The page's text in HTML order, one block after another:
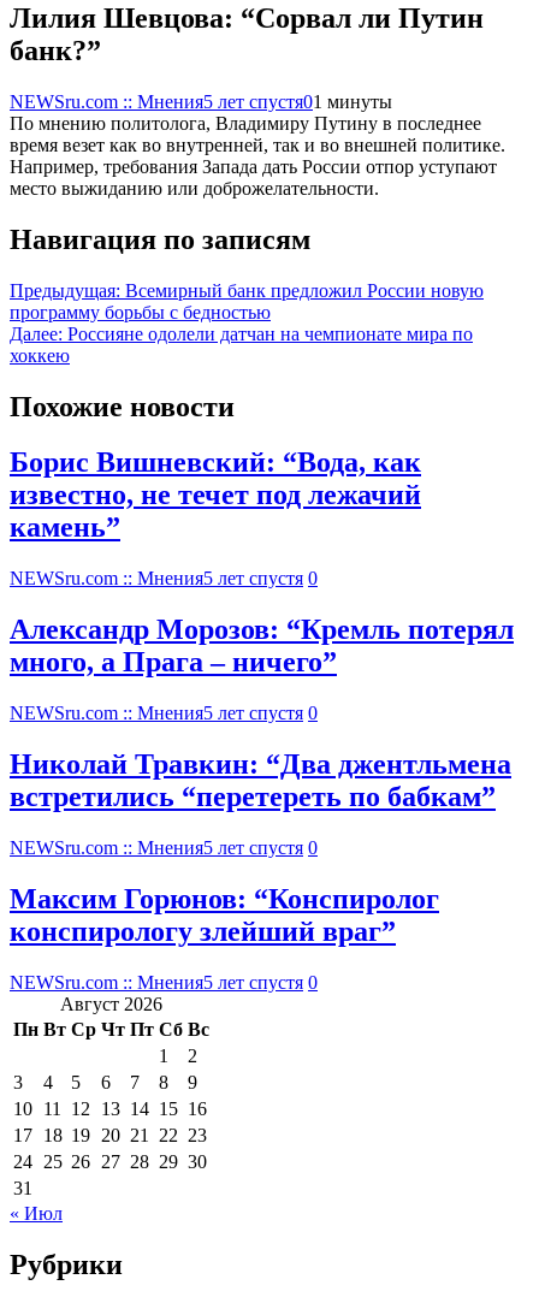
Лилия Шевцова: “Сорвал ли Путин
банк?”
NEWSru.com :: Мнения5 лет спустя01 минуты
По мнению политолога, Владимиру Путину в последнее
время везет как во внутренней, так и во внешней политике.
Например, требования Запада дать России отпор уступают
место выжиданию или доброжелательности.
Навигация по записям
Предыдущая: Всемирный банк предложил России новую
программу борьбы с бедностью
Далее: Россияне одолели датчан на чемпионате мира по
хоккею
Похожие новости
Борис Вишневский: “Вода, как
известно, не течет под лежачий
камень”
NEWSru.com :: Мнения5 лет спустя 0
Александр Морозов: “Кремль потерял
много, а Прага – ничего”
NEWSru.com :: Мнения5 лет спустя 0
Николай Травкин: “Два джентльмена
встретились “перетереть по бабкам”
NEWSru.com :: Мнения5 лет спустя 0
Максим Горюнов: “Конспиролог
конспирологу злейший враг”
NEWSru.com :: Мнения5 лет спустя 0
Август 2026
Пн Вт Ср Чт Пт Сб Вс
1
2
3
4 5 6 7 8
9
10 11 12 13 14 15 16
17 18 19 20 21 22 23
24 25 26 27 28 29 30
31
« Июл
Рубрики